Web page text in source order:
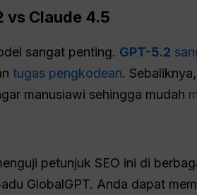
vs Claude 4.5
sangat penting. GPT-5.2
tugas pengkodean. Sebaliknya,
manusiawi sehingga mudah
petunjuk SEO ini di
GlobalGPT. Anda dapat